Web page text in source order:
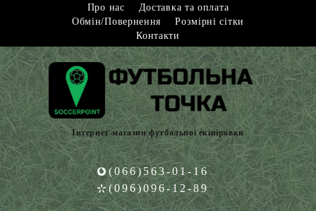
Про нас
Доставка та оплата
Обмін/Повернення
Розмірні сітки
Контакти
Інтернет-магазин футбольної екіпіровки
(066)563-01-16
(096)096-12-89